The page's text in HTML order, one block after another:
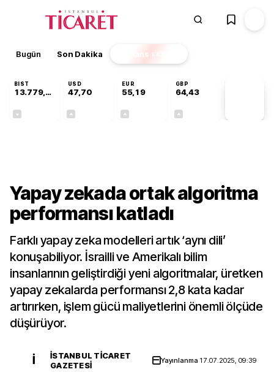
Bugün Son Dakika Finans EKSTRA
BIST
13.779,39
USD
47,70
EUR
55,19
GBP
64,43
Yapay zekada ortak algoritma
performansı katladı
Farklı yapay zeka modelleri artık ‘aynı dili’
konuşabiliyor. İsrailli ve Amerikalı bilim
insanlarının geliştirdiği yeni algoritmalar, üretken
yapay zekalarda performansı 2,8 kata kadar
artırırken, işlem gücü maliyetlerini önemli ölçüde
düşürüyor.
İ
İSTANBUL TICARET
GAZETESI
Yayınlanma 17.07.2025, 09:39